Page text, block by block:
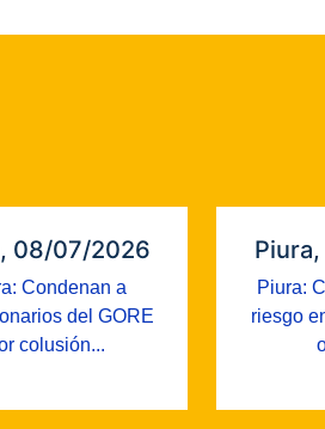
08/07/2026
Condenan a
del GORE
colusión...
Piura:
riesgo